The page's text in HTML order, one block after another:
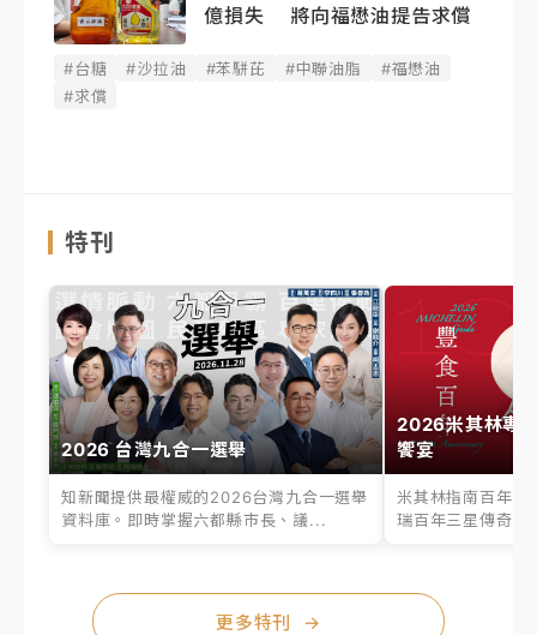
億損失 將向福懋油提告求償
#台糖 #沙拉油 #苯駢芘 #中聯油脂
#福懋油
#求償
特刊
2026 台灣九合一選舉
知新聞提供最權威的2026台灣九合一選舉
資料庫。即時掌握六都縣市長、議...
2026米其林專
饗宴
米其林指南百年之
瑞百年三星傳奇、
更多特刊 →